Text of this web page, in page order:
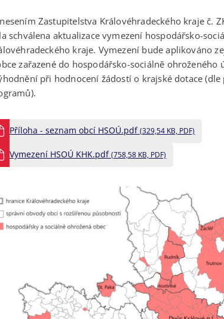
Zastupitelstva Královéhradeckého kraje č.
schválena aktualizace vymezení hospodářsko-
kraje. Vymezení bude aplikováno
zařazené do hospodářsko-sociálně
při hodnocení žádostí o krajské dotace
Příloha - seznam obcí HSOÚ.pdf (329,54 KB, PDF)
Vymezení HSOÚ KHK.pdf (758,58 KB, PDF)